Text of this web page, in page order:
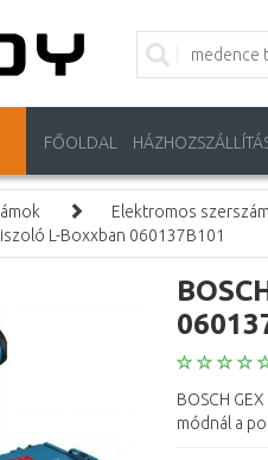
FŐOLDAL
Elektromos
L-Boxxban 060137B101
BOSCH
módnál a